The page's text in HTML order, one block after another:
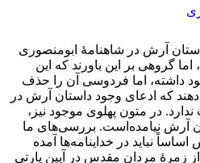
آرش در شاهنامۀ ابومنصوری
اما گروهی بر این باورند که این
داشته، اما فردوسی آن را حذف
که ادعای وجود داستان آرش در
در متون پهلوی موجود نیز،
آرش نیامده‌است. بررسی‌های ما
نباید در خداینامه‌ها آمده
زمرۀ مردان مقدس در آیین پارتی